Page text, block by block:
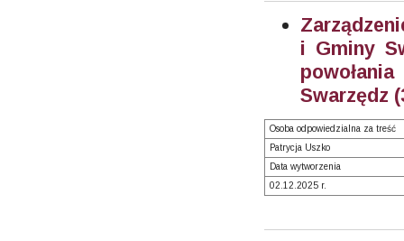
i Gminy
Swarzędz
Osoba odpowiedzialna za treść
Patrycja Uszko
Data wytworzenia
02.12.2025 r.